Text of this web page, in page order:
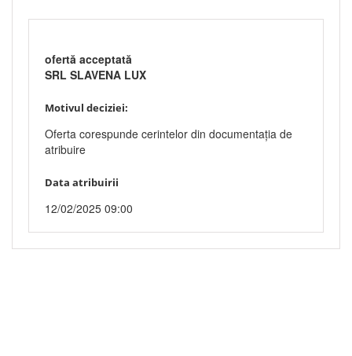
ofertă acceptată
SRL SLAVENA LUX
Motivul deciziei:
Oferta corespunde cerintelor din documentația de
atribuire
Data atribuirii
12/02/2025 09:00